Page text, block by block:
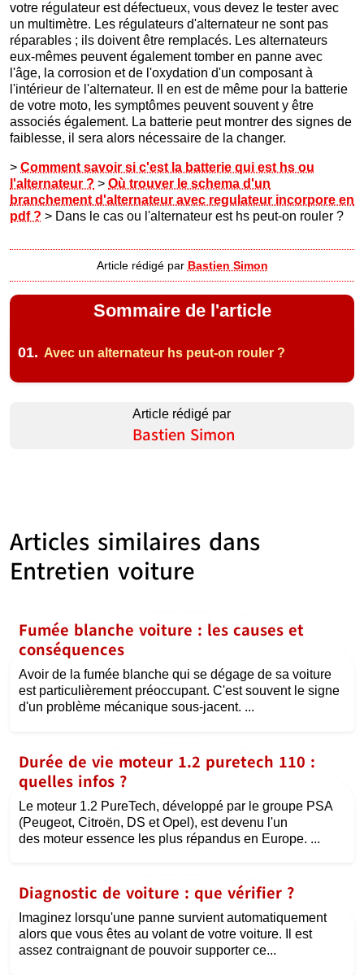
votre régulateur est défectueux, vous devez le tester avec
un multimètre. Les régulateurs d'alternateur ne sont pas
réparables ; ils doivent être remplacés. Les alternateurs
eux-mêmes peuvent également tomber en panne avec
l'âge, la corrosion et de l'oxydation d'un composant à
l'intérieur de l'alternateur. Il en est de même pour la batterie
de votre moto, les symptômes peuvent souvent y être
associés également. La batterie peut montrer des signes de
faiblesse, il sera alors nécessaire de la changer.
> Comment savoir si c'est la batterie qui est hs ou
l'alternateur ? > Où trouver le schema d'un
branchement d'alternateur avec regulateur incorpore en
pdf ? > Dans le cas ou l'alternateur est hs peut-on rouler ?
Article rédigé par Bastien Simon
Sommaire de l'article
01. Avec un alternateur hs peut-on rouler ?
Article rédigé par
Bastien Simon
Articles similaires dans
Entretien voiture
Fumée blanche voiture : les causes et
conséquences
Avoir de la fumée blanche qui se dégage de sa voiture
est particulièrement préoccupant. C'est souvent le signe
d'un problème mécanique sous-jacent. ...
Durée de vie moteur 1.2 puretech 110 :
quelles infos ?
Le moteur 1.2 PureTech, développé par le groupe PSA
(Peugeot, Citroën, DS et Opel), est devenu l'un
des moteur essence les plus répandus en Europe. ...
Diagnostic de voiture : que vérifier ?
Imaginez lorsqu'une panne survient automatiquement
alors que vous êtes au volant de votre voiture. Il est
assez contraignant de pouvoir supporter ce...